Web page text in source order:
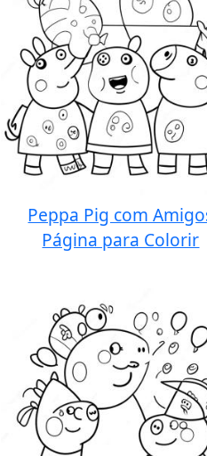
Peppa Pig com
Página para Colorir